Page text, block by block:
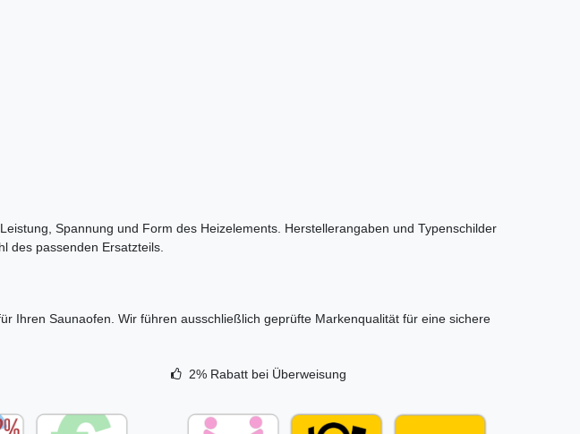
Spannung und Form des Heizelements. Herstellerangaben und Typenschilder
des passenden Ersatzteils.
Ihren Saunaofen. Wir führen ausschließlich geprüfte Markenqualität für eine sichere
2% Rabatt bei Überweisung